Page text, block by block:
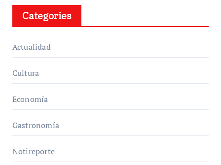
Categories
Actualidad
Cultura
Economía
Gastronomía
Notireporte